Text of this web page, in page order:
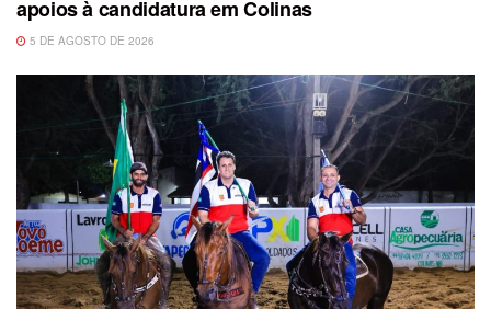
apoios à candidatura em Colinas
5 DE AGOSTO DE 2026